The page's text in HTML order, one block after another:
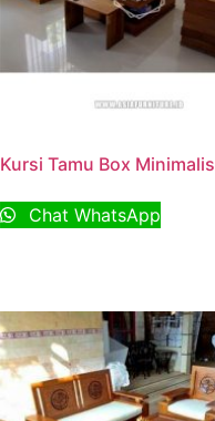
Kursi Tamu Box Minimalis
Chat WhatsApp